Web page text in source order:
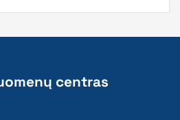
centras